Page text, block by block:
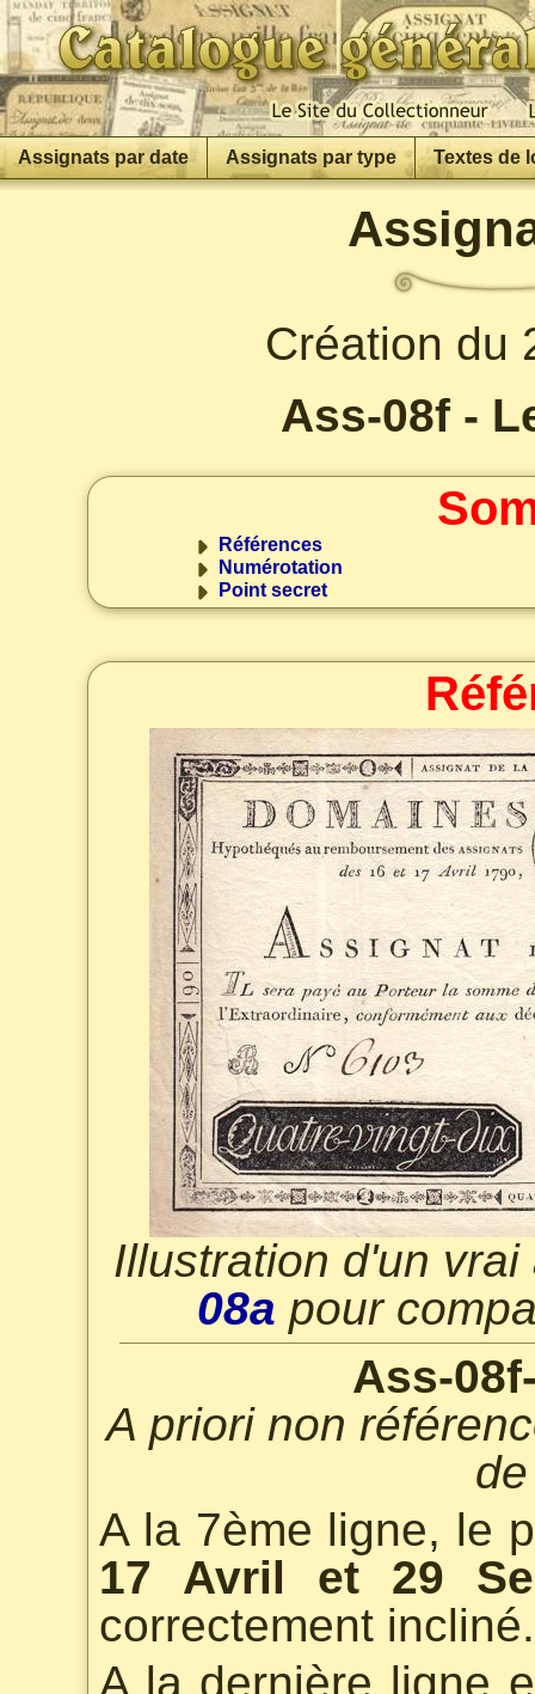
Assignats par date Assignats par type Textes de
Création du
Ass-08f -
Références
Numérotation
Point secret
Illustration d'un
08a pour
Ass-
A priori non
A la 7ème ligne, le
17 Avril et 29
correctement incliné.
A la dernière ligne